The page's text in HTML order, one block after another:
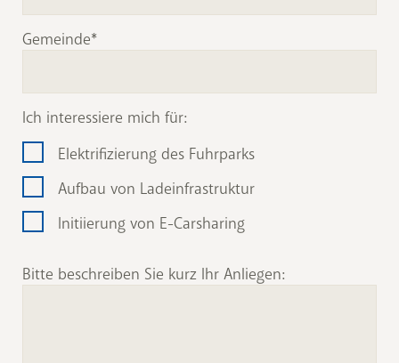
Gemeinde
Ich interessiere mich für:
Elektrifizierung des Fuhrparks
Aufbau von Ladeinfrastruktur
Initiierung von E-Carsharing
Bitte beschreiben Sie kurz Ihr Anliegen: